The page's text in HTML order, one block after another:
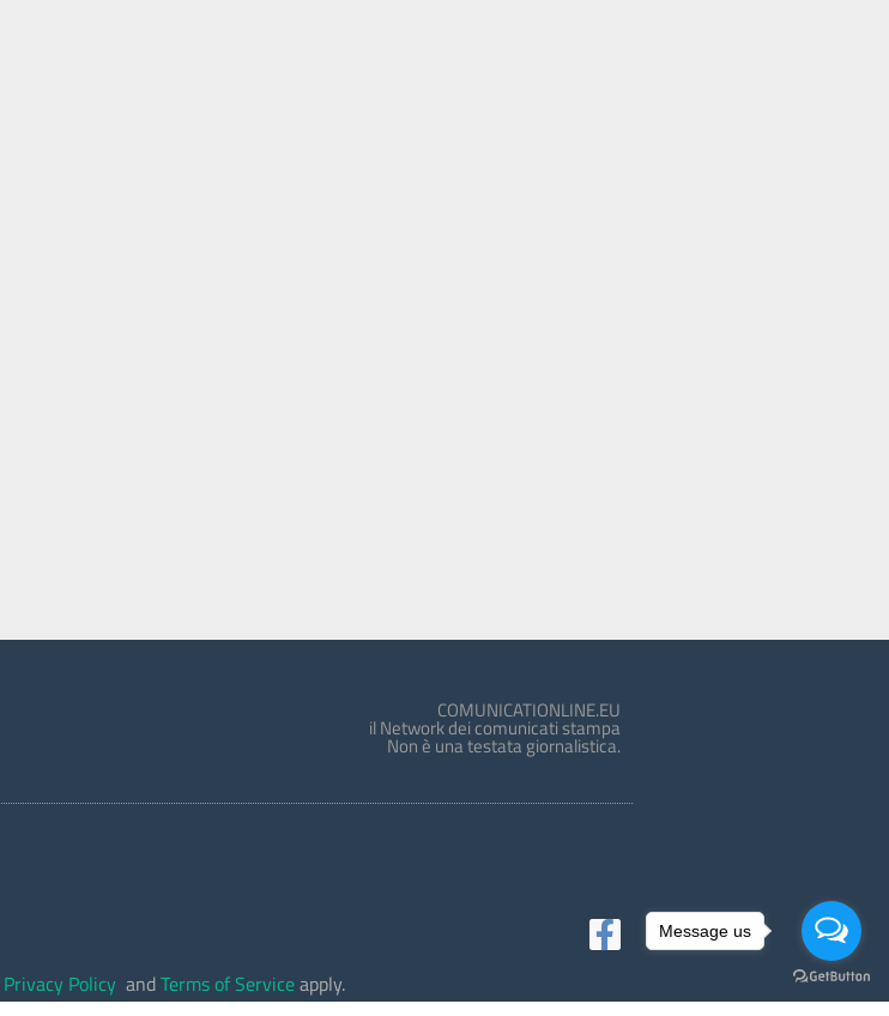
COMUNICATIONLINE.EU
il Network dei comunicati stampa
Non è una testata giornalistica.
Privacy Policy andTerms of Serviceapply.
Message us